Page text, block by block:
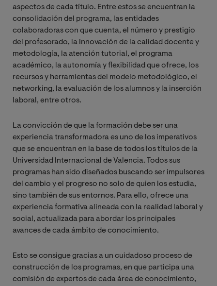
aspectos de cada título. Entre estos se encuentran la
consolidación del programa, las entidades
colaboradoras con que cuenta, el número y prestigio
del profesorado, la Innovación de la calidad docente y
metodología, la atención tutorial, el programa
académico, la autonomía y flexibilidad que ofrece, los
recursos y herramientas del modelo metodológico, el
networking, la evaluación de los alumnos y la inserción
laboral, entre otros.
La convicción de que la formación debe ser una
experiencia transformadora es uno de los imperativos
que se encuentran en la base de todos los títulos de la
Universidad Internacional de Valencia. Todos sus
programas han sido diseñados buscando ser impulsores
del cambio y el progreso no solo de quien los estudia,
sino también de sus entornos. Para ello, ofrece una
experiencia formativa alineada con la realidad laboral y
social, actualizada para abordar los principales
avances de cada ámbito de conocimiento.
Esto se consigue gracias a un cuidadoso proceso de
construcción de los programas, en que participa una
comisión de expertos de cada área de conocimiento,